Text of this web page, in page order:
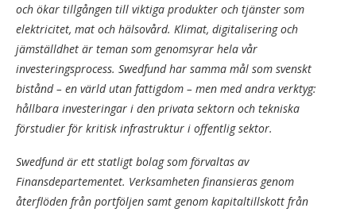
och ökar tillgången till viktiga produkter och tjänster som
elektricitet, mat och hälsovård. Klimat, digitalisering och
jämställdhet är teman som genomsyrar hela vår
investeringsprocess. Swedfund har samma mål som svenskt
bistånd – en värld utan fattigdom – men med andra verktyg:
hållbara investeringar i den privata sektorn och tekniska
förstudier för kritisk infrastruktur i offentlig sektor.
Swedfund är ett statligt bolag som förvaltas av
Finansdepartementet. Verksamheten finansieras genom
återflöden från portföljen samt genom kapitaltillskott från